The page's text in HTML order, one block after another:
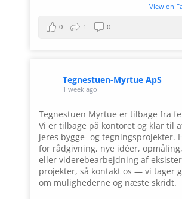
View on
0 1 0
Tegnestuen-Myrtue ApS
1 week ago
Tegnestuen Myrtue er tilbage fra
Vi er tilbage på kontoret og klar til
jeres bygge- og tegningsprojekter.
for rådgivning, nye idéer,
eller viderebearbejdning af
projekter, så kontakt os — vi tager
om mulighederne og næste skridt.